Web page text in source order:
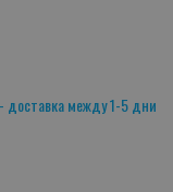
доставка между 1-5 дни